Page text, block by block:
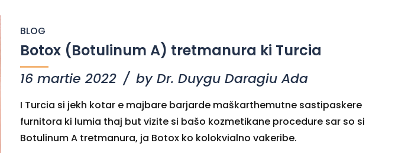
BLOG
Botox (Botulinum A) tretmanura ki Turcia
16 martie 2022 by Dr. Duygu Daragiu Ada
I Turcia si jekh kotar e majbare barjarde maškarthemutne sastipaskere
furnitora ki lumia thaj but vizite si bašo kozmetikane procedure sar so si
Botulinum A tretmanura, ja Botox ko kolokvialno vakeribe.